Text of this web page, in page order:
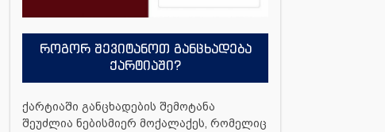
როგორ შევიტანოთ განცხადება
ქარტიაში?
ქარტიაში განცხადების შემოტანა
შეუძლია ნებისმიერ მოქალაქეს, რომელიც